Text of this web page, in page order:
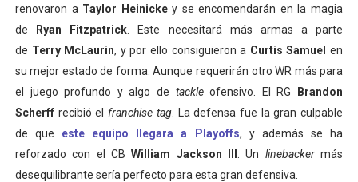
renovaron a Taylor Heinickey se encomendarán en la magia
de
Ryan Fitzpatrick . Este necesitará más armas a parte
de Terry McLaurin, y por ello consiguieron a Curtis Samuelen
su mejor estado de forma. Aunque requerirán otro WR más para
el juego profundo y algo de tackleofensivo. El RG
Brandon
Scherff recibió el franchise tag. La defensa fue la gran culpable
de que este equipo llegara a Playoffs, y además se ha
reforzado con el CBWilliam Jackson III . Un linebackermás
desequilibrante sería perfecto para esta gran defensiva.